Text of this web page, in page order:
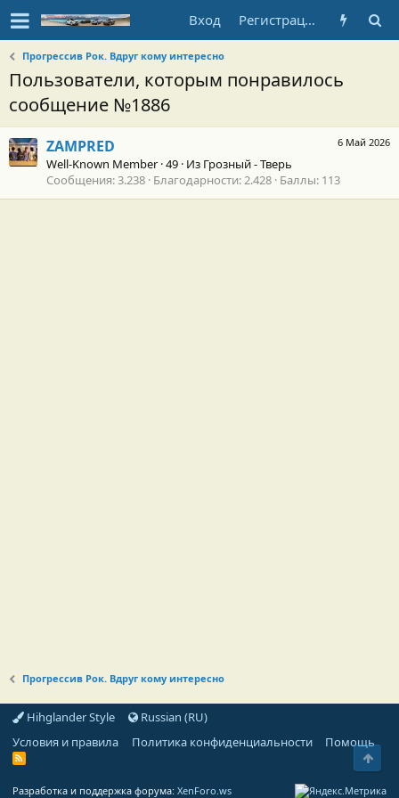
Вход Регистрация
Прогрессив Рок. Вдруг кому интересно
Пользователи, которым понравилось
сообщение №1886
6 Май 2026
ZAMPRED
Well-Known Member ·49 · Из Грозный - Тверь
Сообщения 3.238 Благодарности 2.428 Баллы 113
Прогрессив Рок. Вдруг кому интересно
Hihglander Style
Russian (RU)
Условия и правила
Политика конфиденциальности Помощь
R
Разработка и поддержка форума: XenForo.ws